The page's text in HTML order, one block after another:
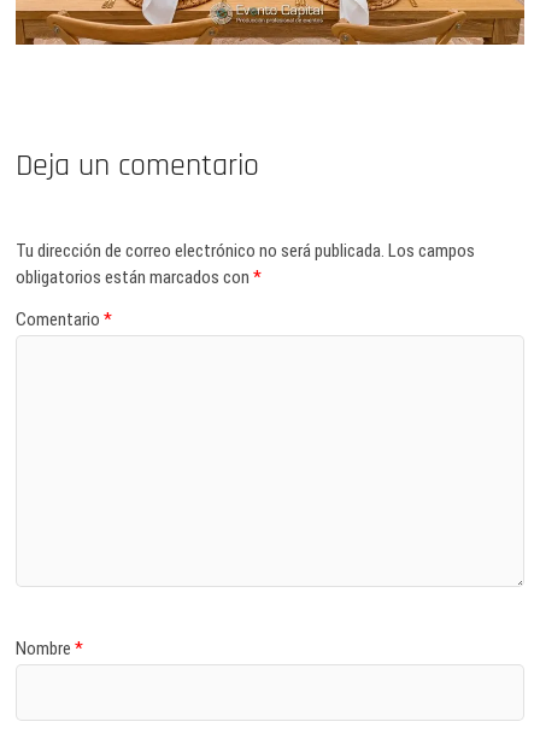
Deja un comentario
Tu dirección de correo electrónico no será publicada. Los campos
obligatorios están marcados con*
Comentario*
Nombre*